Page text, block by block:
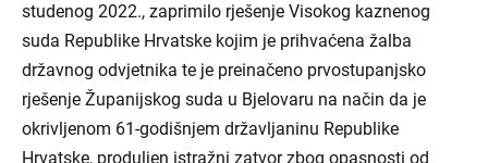
studenog 2022., zaprimilo rješenje Visokog kaznenog
suda Republike Hrvatske kojim je prihvaćena žalba
državnog odvjetnika te je preinačeno prvostupanjsko
rješenje Županijskog suda u Bjelovaru na način da je
okrivljenom 61-godišnjem državljaninu Republike
Hrvatske, produljen istražni zatvor zbog opasnosti od